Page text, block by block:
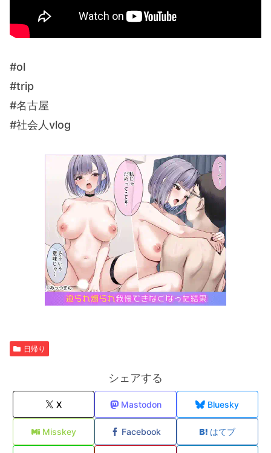
#ol
#trip
#名古屋
#社会人vlog
日帰り
シェアする
X Mastodon Bluesky
Misskey Facebook はてブ